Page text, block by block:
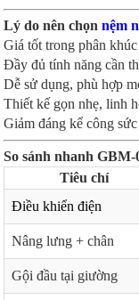
Lý do nên chọnnệm
Giá tốt trong phân khúc
Đầy đủ tính năng cần
Dễ sử dụng, phù hợp
Thiết kế gọn nhẹ, linh
Giảm đáng kể công
So sánh nhanh
Tiêu chí
Điều khiển điện
Nâng lưng + chân
Gội đầu tại giường